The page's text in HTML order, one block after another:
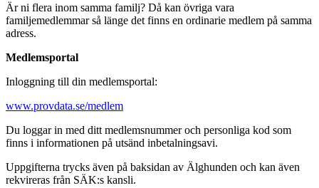
Är ni flera inom samma familj? Då kan övriga vara
familjemedlemmar så länge det finns en ordinarie medlem på samma
adress.
Medlemsportal
Inloggning till din medlemsportal:
www.provdata.se/medlem
Du loggar in med ditt medlemsnummer och personliga kod som
finns i informationen på utsänd inbetalningsavi.
Uppgifterna trycks även på baksidan av Älghunden och kan även
rekvireras från SÄK:s kansli.